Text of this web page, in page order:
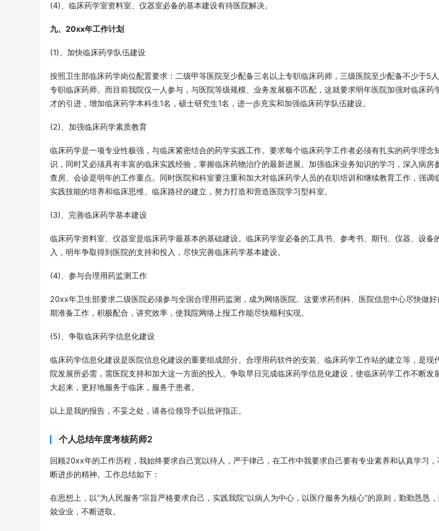
(4)、临床药学室资料室、仪器室必备的基本建设有待医院解决。
九、20xx年工作计划
(1)、加快临床药学队伍建设
按照卫生部临床药学岗位配置要求：二级甲等医院至少配备三名以上专职临床药师，三级医院至少配备不少于5
专职临床药师。而目前我院仅一人参与，与医院等级规模、业务发展极不匹配，这就要求明年医院加强对临床药
才的引进，增加临床药学本科生1名，硕士研究生1名，进一步充实和加强临床药学队伍建设。
(2)、加强临床药学素质教育
临床药学是一项专业性极强，与临床紧密结合的药学实践工作。要求每个临床药学工作者必须有扎实的药学理念
识，同时又必须具有丰富的临床实践经验，掌握临床药物治疗的最新进展。加强临床业务知识的学习，深入病房
查房、会诊是明年的工作重点。同时医院和科室要注重和加大对临床药学人员的在职培训和继续教育工作，强调
实践技能的培养和临床思维、临床路径的建立，努力打造和营造医院学习型科室。
(3)、完善临床药学基本建设
临床药学资料室、仪器室是临床药学最基本的基础建设。临床药学室必备的工具书、参考书、期刊、仪器、设备
入，明年争取得到医院的支持和投入，尽快完善临床药学基本建设。
(4)、参与合理用药监测工作
20xx年卫生部要求二级医院必须参与全国合理用药监测，成为网络医院。这要求药剂科、医院信息中心尽快做好
期准备工作，积极配合，讲究效率，使我院网络上报工作能尽快顺利实现。
(5)、争取临床药学信息化建设
临床药学信息化建设是医院信息化建设的重要组成部分。合理用药软件的安装、临床药学工作站的建立等，是现
院发展所必需，需医院支持和加大这一方面的投入。争取早日完成临床药学信息化建设，使临床药学工作不断发
大起来，更好地服务于临床，服务于患者。
以上是我的报告，不妥之处，请各位领导予以批评指正。
个人总结年度考核药师2
回顾20xx年的工作历程，我始终要求自己宽以待人，严于律己，在工作中我要求自己要有专业素养和认真学习，
断进步的精神。工作总结如下：
在思想上，以“为人民服务”宗旨严格要求自己，实践我院“以病人为中心，以医疗服务为核心”的原则，勤勤恳恳
兢业业，不断进取。